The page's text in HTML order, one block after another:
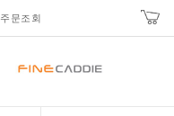
주문조회